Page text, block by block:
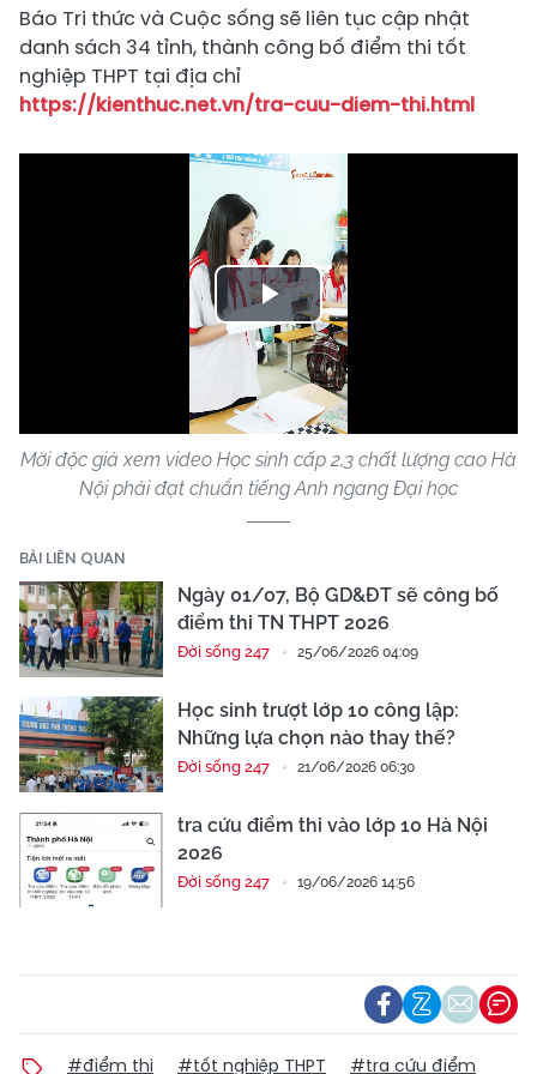
Báo Tri thức và Cuộc sống sẽ liên tục cập nhật
danh sách 34 tỉnh, thành công bố điểm thi tốt
nghiệp THPT tại địa chỉ
https://kienthuc.net.vn/tra-cuu-diem-thi.html
Play
Video
Mời độc giả xem video Học sinh cấp 2,3 chất lượng cao Hà
Nội phải đạt chuẩn tiếng Anh ngang Đại học
BÀI LIÊN QUAN
Ngày 01/07, Bộ GD&ĐT sẽ công bố
điểm thi TN THPT 2026
Đời sống 247 25/06/2026 04:09
Học sinh trượt lớp 10 công lập:
Những lựa chọn nào thay thế?
Đời sống 247 21/06/2026 06:30
tra cứu điểm thi vào lớp 10 Hà Nội
2026
Đời sống 247 19/06/2026 14:56
#điểm thi #tốt nghiệp THPT
#tra cứu điểm